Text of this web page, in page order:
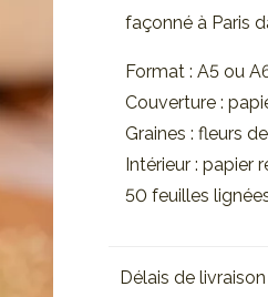
façonné à Paris
Format : A5 ou
Couverture :
Graines : fleurs
Intérieur : papier
50 feuilles
Délais de livraison